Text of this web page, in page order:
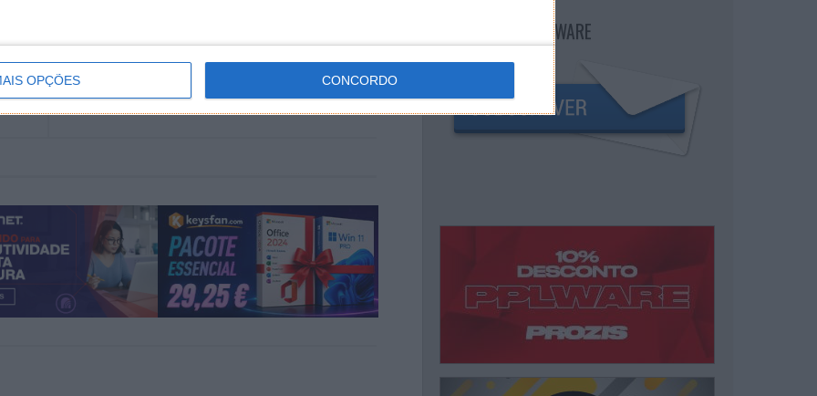
OPÇÕES CONCORDO
Deixou o telemóvel para ser reparado numa loja
e os funcionários transferiram 5.000 euros
já
NEWSLETTER PPLWARE